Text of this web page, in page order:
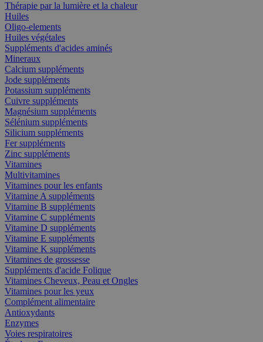
Thérapie par la lumière et la chaleur
Huiles
Oligo-elements
Huiles végétales
Suppléments d'acides aminés
Mineraux
Calcium suppléments
Jode suppléments
Potassium suppléments
Cuivre suppléments
Magnésium suppléments
Sélénium suppléments
Silicium suppléments
Fer suppléments
Zinc suppléments
Vitamines
Multivitamines
Vitamines pour les enfants
Vitamine A suppléments
Vitamine B suppléments
Vitamine C suppléments
Vitamine D suppléments
Vitamine E suppléments
Vitamine K suppléments
Vitamines de grossesse
Suppléments d'acide Folique
Vitamines Cheveux, Peau et Ongles
Vitamines pour les yeux
Complément alimentaire
Antioxydants
Enzymes
Voies respiratoires